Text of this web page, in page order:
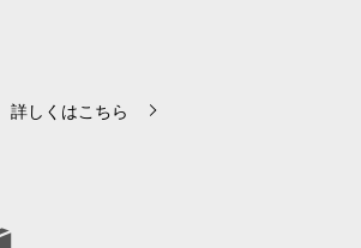
詳しくはこちら